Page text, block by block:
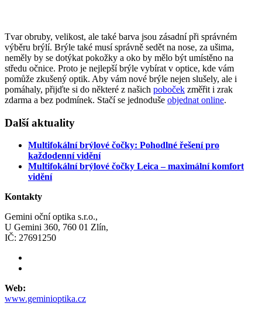
Tvar obruby, velikost, ale také barva jsou zásadní při správném
výběru brýlí. Brýle také musí správně sedět na nose, za ušima,
neměly by se dotýkat pokožky a oko by mělo být umístěno na
středu očnice. Proto je nejlepší brýle vybírat v optice, kde vám
pomůže zkušený optik. Aby vám nové brýle nejen slušely, ale i
pomáhaly, přijďte si do některé z našich poboček změřit i zrak
zdarma a bez podmínek. Stačí se jednoduše objednat online.
Další aktuality
Multifokální brýlové čočky: Pohodlné řešení pro
každodenní vidění
Multifokální brýlové čočky Leica – maximální komfort
vidění
Kontakty
Gemini oční optika s.r.o.,
U Gemini 360, 760 01 Zlín,
IČ: 27691250
Web:
www.geminioptika.cz